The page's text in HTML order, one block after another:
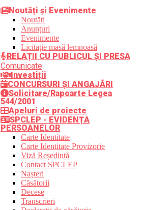
Noutăți și Evenimente
Noutăți
Anunțuri
Evenimente
Licitație masă lemnoasă
RELAȚII CU PUBLICUL ȘI PRESA
Comunicate
Investiții
CONCURSURI ȘI ANGAJĂRI
Solicitare/Rapoarte Legea
544/2001
Apeluri de proiecte
SPCLEP - EVIDENȚA
PERSOANELOR
Carte Identitate
Carte Identitate Provizorie
Viză Reședință
Contact SPCLEP
Nașteri
Căsătorii
Decese
Transcrieri